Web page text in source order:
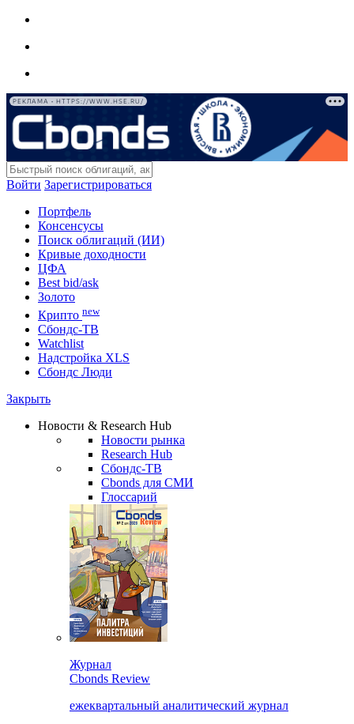
РЕКЛАМА • HTTPS://WWW.HSE.RU/
Войти Зарегистрироваться
Портфель
Консенсусы
Поиск облигаций (ИИ)
Кривые доходности
ЦФА
Best bid/ask
Золото
Крипто new
Сбондс-ТВ
Watchlist
Надстройка XLS
Сбондс Люди
Закрыть
Новости & Research Hub
Новости рынка
Research Hub
Сбондс-ТВ
Cbonds для СМИ
Глоссарий
Журнал
Cbonds Review
ежеквартальный аналитический журнал